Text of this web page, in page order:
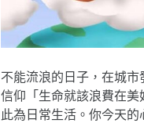
不能流浪的日子，在城市
信仰「生命就該浪費在美
此為日常生活。你今天